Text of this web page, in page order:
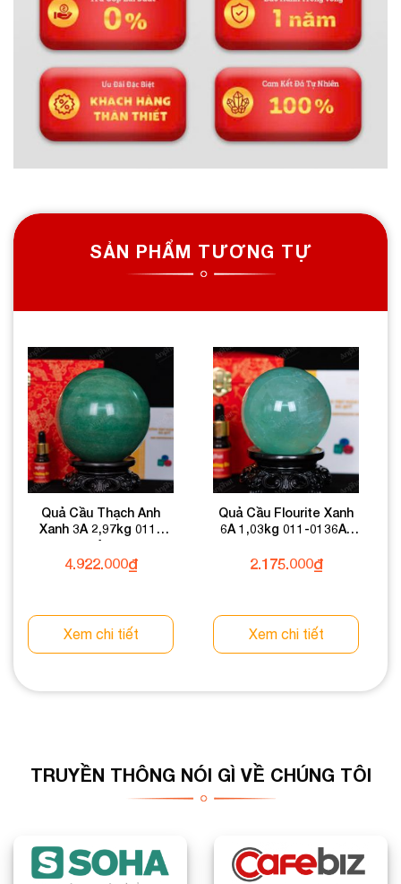
SẢN PHẨM TƯƠNG TỰ
Quả Cầu Thạch Anh
Xanh 3A 2,97kg 011-
0933A-2,97
4.922.000₫
Xem chi tiết
Quả Cầu Flourite Xanh
6A 1,03kg 011-0136A-
2.175.000₫
Xem chi tiết
TRUYỀN THÔNG NÓI GÌ VỀ CHÚNG TÔI